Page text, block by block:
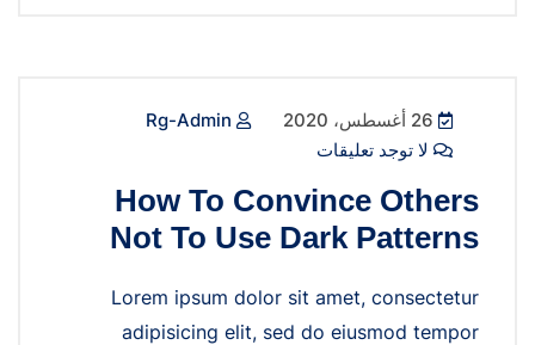
لا توجد تعليقات
How To Convince Others
Not To Use Dark Patterns
Lorem ipsum dolor sit amet, consectetur
adipisicing elit, sed do eiusmod tempor